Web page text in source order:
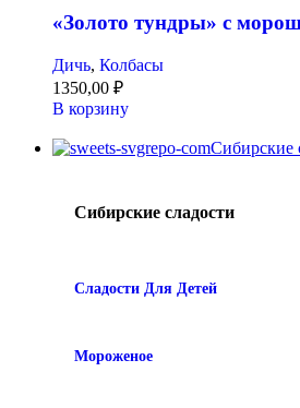
«Золото тундры» с
Дичь, Колбасы
1350,00 ₽
В корзину
Сибирские
Сибирские сладости
Сладости Для Детей
Мороженое